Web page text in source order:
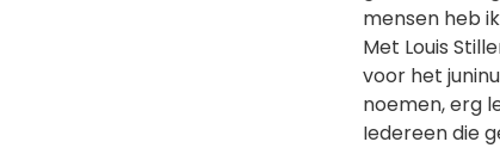
mensen heb
Met Louis
voor het
noemen, erg
Iedereen die